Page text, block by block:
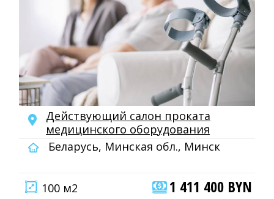
Действующий салон проката
медицинского оборудования
Беларусь, Минская обл., Минск
100 м2 1 411 400 BYN